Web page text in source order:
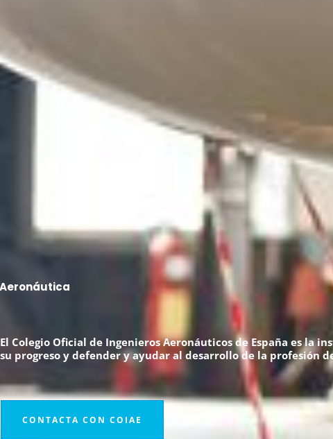
Aeronáutica
El Colegio Oficial de Ingenieros Aeronáuticos de España es
su progreso y defender y ayudar al desarrollo de la profesión
CONTACTA CON COIAE